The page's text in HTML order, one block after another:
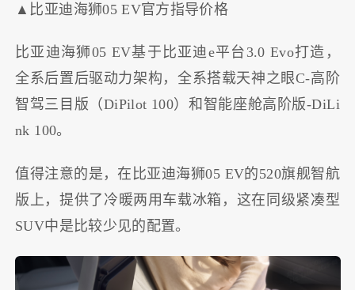
▲比亚迪海狮05 EV官方指导价格
比亚迪海狮05 EV基于比亚迪e平台3.0 Evo打造，
全系后置后驱动力架构，全系搭载天神之眼C-高阶
智驾三目版（DiPilot 100）和智能座舱高阶版-DiLi
nk 100。
值得注意的是，在比亚迪海狮05 EV的520旗舰智航
版上，提供了冷暖两用车载冰箱，这在同级紧凑型
SUV中是比较少见的配置。